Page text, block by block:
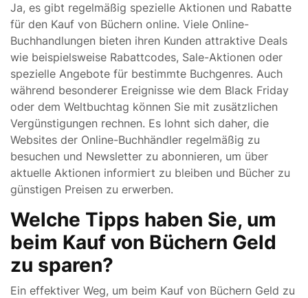
Ja, es gibt regelmäßig spezielle Aktionen und Rabatte
für den Kauf von Büchern online. Viele Online-
Buchhandlungen bieten ihren Kunden attraktive Deals
wie beispielsweise Rabattcodes, Sale-Aktionen oder
spezielle Angebote für bestimmte Buchgenres. Auch
während besonderer Ereignisse wie dem Black Friday
oder dem Weltbuchtag können Sie mit zusätzlichen
Vergünstigungen rechnen. Es lohnt sich daher, die
Websites der Online-Buchhändler regelmäßig zu
besuchen und Newsletter zu abonnieren, um über
aktuelle Aktionen informiert zu bleiben und Bücher zu
günstigen Preisen zu erwerben.
Welche Tipps haben Sie, um
beim Kauf von Büchern Geld
zu sparen?
Ein effektiver Weg, um beim Kauf von Büchern Geld zu